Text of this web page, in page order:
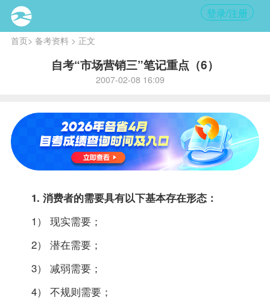
登录/注册
首页> 备考资料> 正文
自考“市场营销三”笔记重点（6）
2007-02-08 16:09
1. 消费者的需要具有以下基本存在形态：
1） 现实需要；
2） 潜在需要；
3） 减弱需要；
4） 不规则需要；